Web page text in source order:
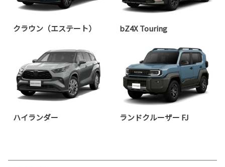
クラウン（エステート） bZ4X Touring
ハイランダー ランドクルーザー FJ